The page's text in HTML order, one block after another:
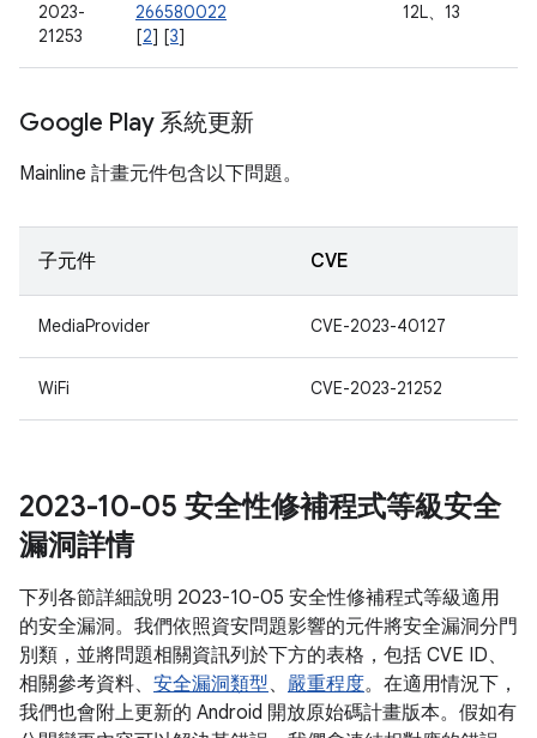
2023-
21253
266580022
[2] [3]
12L、13
Google Play 系統更新
Mainline 計畫元件包含以下問題。
子元件 CVE
MediaProvider CVE-2023-40127
WiFi CVE-2023-21252
2023-10-05 安全性修補程式等級安全
漏洞詳情
下列各節詳細說明 2023-10-05 安全性修補程式等級適用
的安全漏洞。我們依照資安問題影響的元件將安全漏洞分門
別類，並將問題相關資訊列於下方的表格，包括 CVE ID、
相關參考資料、 安全漏洞類型、 嚴重程度。在適用情況下，
我們也會附上更新的 Android 開放原始碼計畫版本。假如有